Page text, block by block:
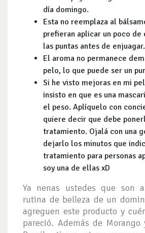
día domingo.
Esta no reemplaza al
prefieran aplicar un poco
las puntas antes de enjuagar.
El aroma no permanece
pelo, lo que puede ser un
Si he visto mejoras en mi
insisto en que es una
el peso. Aplíquelo con
quiere decir que debe
tratamiento. Ojalá con una
dejarlo los minutos que
tratamiento para personas
soy una de ellas xD
Ya nenas ustedes que son
rutina de belleza de un
agreguen este producto y
pareció. Además de